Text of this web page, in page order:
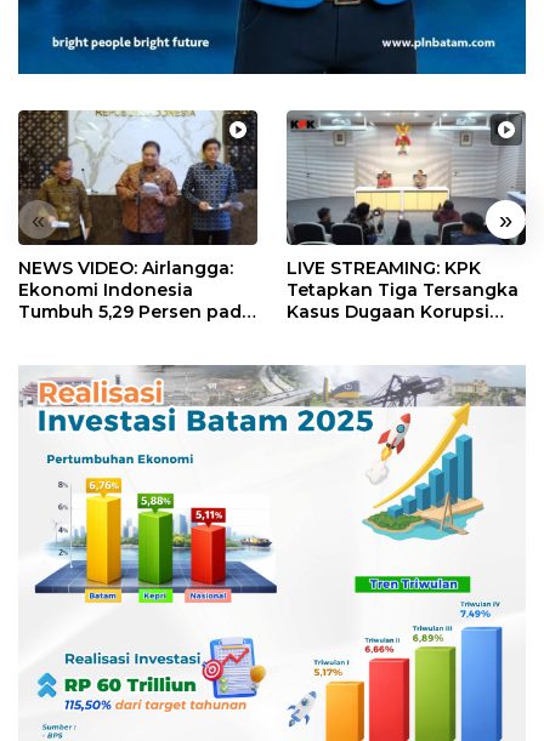
« »
NEWS VIDEO: Airlangga:
Ekonomi Indonesia
Tumbuh 5,29 Persen pada
LIVE STREAMING: KPK
Tetapkan Tiga Tersangka
Kasus Dugaan Korupsi